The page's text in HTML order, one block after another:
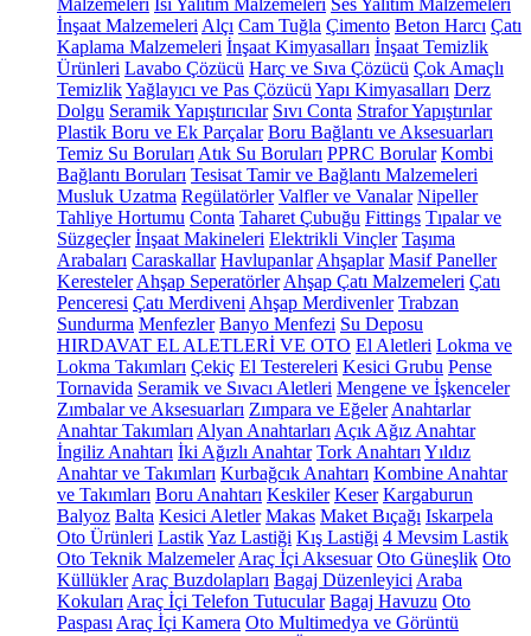
Malzemeleri Isı Yalıtım Malzemeleri Ses Yalıtım Malzemeleri
İnşaat Malzemeleri Alçı Cam Tuğla Çimento Beton Harcı Çatı
Kaplama Malzemeleri İnşaat Kimyasalları İnşaat Temizlik
Ürünleri Lavabo Çözücü Harç ve Sıva Çözücü Çok Amaçlı
TemizlikYağlayıcı ve Pas Çözücü Yapı Kimyasalları Derz
Dolgu Seramik Yapıştırıcılar Sıvı Conta Strafor Yapıştırılar
Plastik Boru ve Ek Parçalar Boru Bağlantı ve Aksesuarları
Temiz Su Boruları Atık Su Boruları PPRC Borular Kombi
Bağlantı Boruları Tesisat Tamir ve Bağlantı Malzemeleri
Musluk Uzatma Regülatörler Valfler ve Vanalar Nipeller
Tahliye Hortumu Conta Taharet Çubuğu Fittings Tıpalar ve
Süzgeçler İnşaat Makineleri Elektrikli Vinçler Taşıma
Arabaları Caraskallar Havlupanlar Ahşaplar Masif Paneller
Keresteler Ahşap Seperatörler Ahşap Çatı Malzemeleri Çatı
Penceresi Çatı Merdiveni Ahşap Merdivenler Trabzan
Sundurma Menfezler Banyo Menfezi Su Deposu
HIRDAVAT EL ALETLERİ VE OTO El Aletleri Lokma ve
Lokma Takımları Çekiç El Testereleri Kesici Grubu Pense
Tornavida Seramik ve Sıvacı Aletleri Mengene ve İşkenceler
Zımbalar ve Aksesuarları Zımpara ve Eğeler Anahtarlar
Anahtar Takımları Alyan Anahtarları Açık Ağız Anahtar
İngiliz Anahtarı İki Ağızlı Anahtar Tork Anahtarı Yıldız
Anahtar ve Takımları Kurbağcık Anahtarı Kombine Anahtar
ve Takımları Boru Anahtarı Keskiler Keser Kargaburun
Balyoz Balta Kesici Aletler Makas Maket Bıçağı Iskarpela
Oto Ürünleri LastikYaz Lastiği Kış Lastiği 4 Mevsim Lastik
Oto Teknik Malzemeler Araç İçi Aksesuar Oto Güneşlik Oto
Küllükler Araç Buzdolapları Bagaj Düzenleyici Araba
Kokuları Araç İçi Telefon Tutucular Bagaj Havuzu Oto
Paspası Araç İçi Kamera Oto Multimedya ve Görüntü